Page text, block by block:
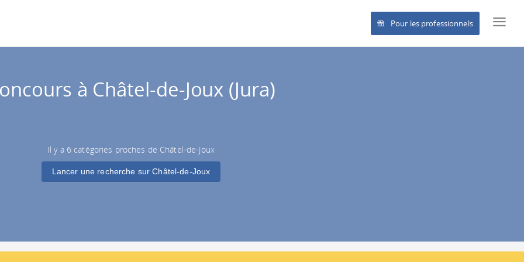
Pour les professionnels
à Châtel-de-Joux (Jura)
Il y a 6 catégories proches de Châtel-de-Joux
Lancer une recherche sur Châtel-de-Joux